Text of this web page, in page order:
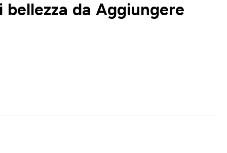
da Aggiungere